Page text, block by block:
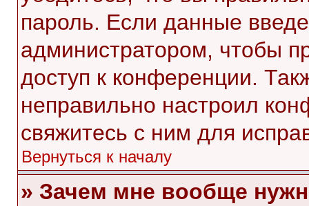
пароль. Если данные
администратором, чтобы
доступ к конференции.
неправильно настроил
свяжитесь с ним для
Вернуться к началу
» Зачем мне вообще